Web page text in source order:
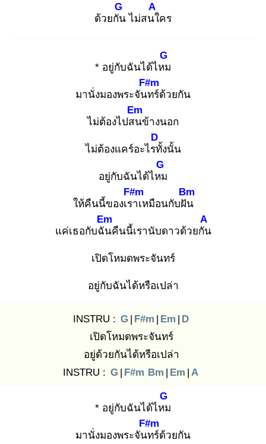
ด้วยกัน
G
ไม่สนใ
A
คร
* อยู่กับฉันได้ไหม
G
มานั่งมองพระจันท
F#m
ร์ด้วยกัน
ไม่ต้องไปสน
Em
ข้างนอก
ไม่ต้องแคร์อะไรทั้
D
งนั้น
อยู่กับฉันได้ไหม
G
ให้คืนนี้ของเรา
F#m
เหมือนกับฝัน
Bm
แค่เธอกับฉัน
Em
คืนนี้เรานับดาวด้วยกัน
A
เปิดโหมดพระจันทร์
อยู่กับฉันได้หรือเปล่า
INSTRU : G | F#m | Em | D
เปิดโหมดพระจันทร์
อยู่ด้วยกันได้หรือเปล่า
INSTRU : G | F#m Bm | Em | A
* อยู่กับฉันได้ไหม
G
มานั่งมองพระจันท
F#m
ร์ด้วยกัน